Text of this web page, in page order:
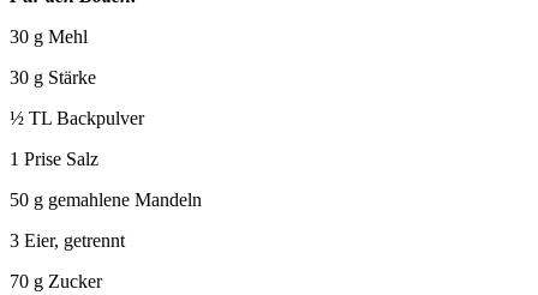
30 g Mehl
30 g Stärke
½ TL Backpulver
1 Prise Salz
50 g gemahlene Mandeln
3 Eier, getrennt
70 g Zucker